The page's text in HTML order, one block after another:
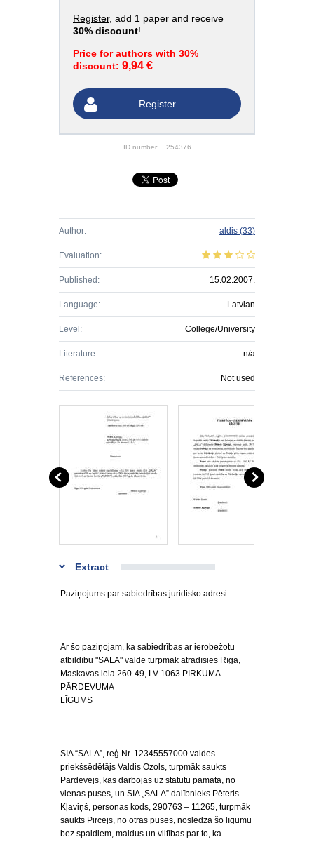
Register, add 1 paper and receive
30% discount!
Price for authors with 30%
discount: 9,94 €
Register
ID number: 254376
Author: aldis (33)
Evaluation:
Published: 15.02.2007.
Language: Latvian
Level: College/University
Literature: n/a
References: Not used
Extract
Paziņojums par sabiedrības juridisko adresi
Ar šo paziņojam, ka sabiedrības ar ierobežotu
atbildību "SALA" valde turpmāk atradīsies Rīgā,
Maskavas iela 260-49, LV 1063.PIRKUMA –
PĀRDEVUMA
LĪGUMS
SIA “SALA”­­­­­­­­­, reģ.Nr. 12345557000 valdes
priekšsēdētājs Valdis Ozols, turpmāk saukts
Pārdevējs, kas darbojas uz statūtu pamata, no
vienas puses, un SIA „SALA” dalībnieks Pēteris
Kļaviņš, personas kods, 290763 – 11265, turpmāk
saukts Pircējs, no otras puses, noslēdza šo līgumu
bez spaidiem, maldus un viltības par to, ka